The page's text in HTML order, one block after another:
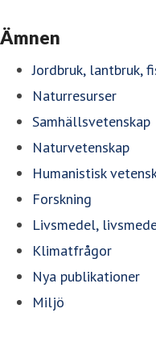
Ämnen
Jordbruk, lantbruk,
Naturresurser
Samhällsvetenskap
Naturvetenskap
Humanistisk
Forskning
Livsmedel,
Klimatfrågor
Nya publikationer
Miljö